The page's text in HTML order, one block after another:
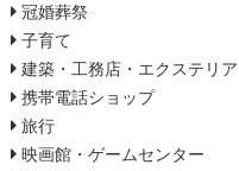
冠婚葬祭
子育て
建築・工務店・エクステリア
携帯電話ショップ
旅行
映画館・ゲームセンター